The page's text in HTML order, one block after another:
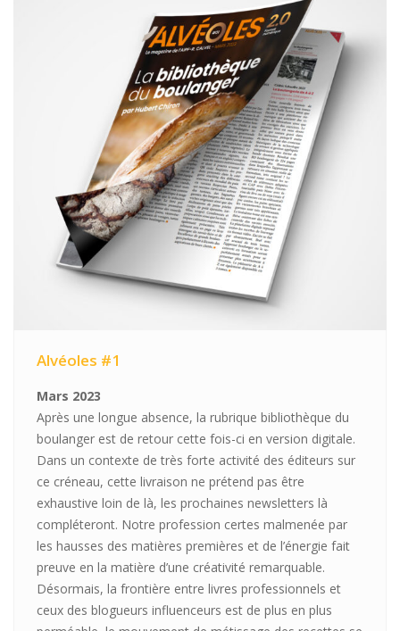
Alvéoles #1
Mars 2023
Après une longue absence, la rubrique bibliothèque du
boulanger est de retour cette fois-ci en version digitale.
Dans un contexte de très forte activité des éditeurs sur
ce créneau, cette livraison ne prétend pas être
exhaustive loin de là, les prochaines newsletters là
compléteront. Notre profession certes malmenée par
les hausses des matières premières et de l’énergie fait
preuve en la matière d’une créativité remarquable.
Désormais, la frontière entre livres professionnels et
ceux des blogueurs influenceurs est de plus en plus